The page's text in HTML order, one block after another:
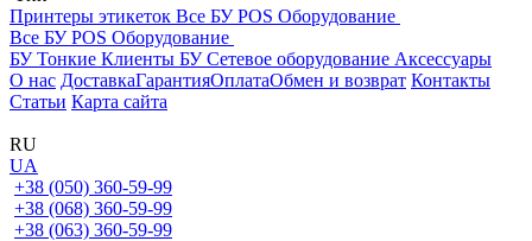
Принтеры этикеток Все БУ POS Оборудование
Все БУ POS Оборудование
БУ Тонкие Клиенты БУ Сетевое оборудование Аксессуары
О нас ДоставкаГарантияОплатаОбмен и возврат Контакты
Статьи Карта сайта
RU
UA
+38 (050) 360-59-99
+38 (068) 360-59-99
+38 (063) 360-59-99